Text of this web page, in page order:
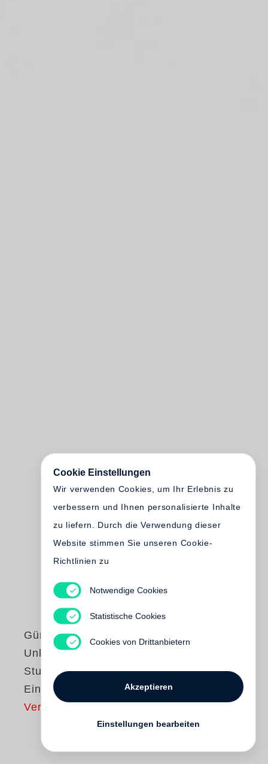
Günter Grass
Unkenrufe /
Studienausgabe in
Einzelbänden
Vergriffen
Cookie Einstellungen
Wir verwenden Cookies, um Ihr Erlebnis zu
verbessern und Ihnen personalisierte Inhalte
zu liefern. Durch die Verwendung dieser
Website stimmen Sie unseren Cookie-
Richtlinien zu
Notwendige Cookies
Statistische Cookies
Cookies von Drittanbietern
Akzeptieren
Einstellungen bearbeiten